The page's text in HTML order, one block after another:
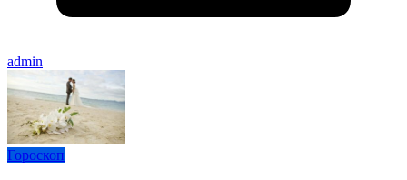
admin
Гороскоп